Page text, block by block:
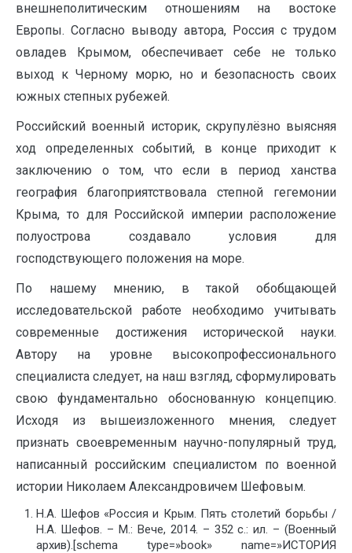
внешнеполитическим отношениям на востоке
Европы. Согласно выводу автора, Россия с трудом
овладев Крымом, обеспечивает себе не только
выход к Черному морю, но и безопасность своих
южных степных рубежей.
Российский военный историк, скрупулёзно выясняя
ход определенных событий, в конце приходит к
заключению о том, что если в период ханства
география благоприятствовала степной гегемонии
Крыма, то для Российской империи расположение
полуострова создавало условия для
господствующего положения на море.
По нашему мнению, в такой обобщающей
исследовательской работе необходимо учитывать
современные достижения исторической науки.
Автору на уровне высокопрофессионального
специалиста следует, на наш взгляд, сформулировать
свою фундаментально обоснованную концепцию.
Исходя из вышеизложенного мнения, следует
признать своевременным научно-популярный труд,
написанный российским специалистом по военной
истории Николаем Александровичем Шефовым.
Н.А. Шефов «Россия и Крым. Пять столетий борьбы /
Н.А. Шефов. – М.: Вече, 2014. – 352 с.: ил. – (Военный
архив).[schema type=»book» name=»ИСТОРИЯ